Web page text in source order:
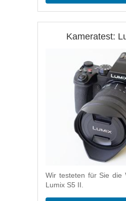
Kameratest:
Wir testeten für Sie die
Lumix S5 II.